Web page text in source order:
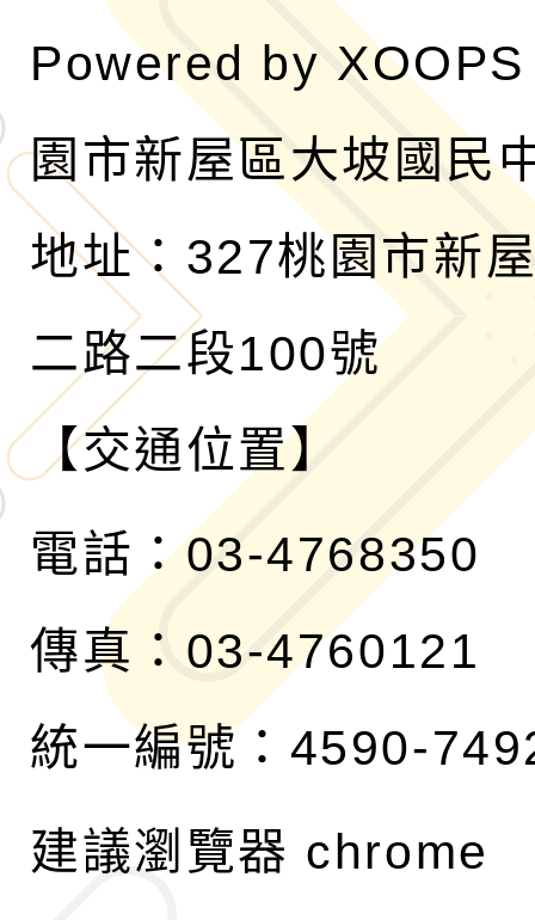
Powered by XOOPS
園市新屋區大坡國民
地址：327桃園市新
二路二段100號
【交通位置】
電話：03-4768350
傳真：03-4760121
統一編號：4590-
建議瀏覽器 chrome